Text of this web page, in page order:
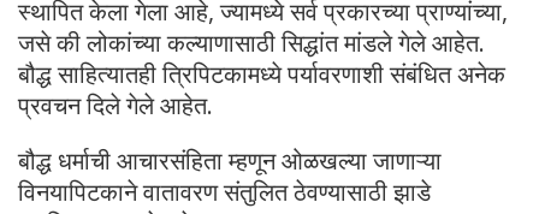
स्थापित केला गेला आहे, ज्यामध्ये सर्व प्रकारच्या प्राण्यांच्या,
जसे की लोकांच्या कल्याणासाठी सिद्धांत मांडले गेले आहेत.
बौद्ध साहित्यातही त्रिपिटकामध्ये पर्यावरणाशी संबंधित अनेक
प्रवचन दिले गेले आहेत.
बौद्ध धर्माची आचारसंहिता म्हणून ओळखल्या जाणाऱ्या
विनयापिटकाने वातावरण संतुलित ठेवण्यासाठी झाडे